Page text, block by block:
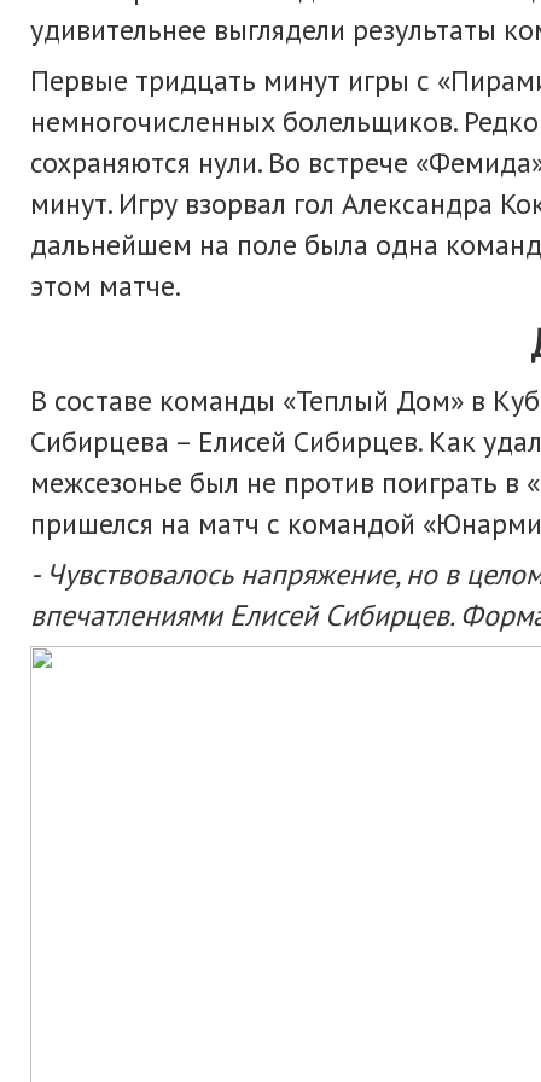
удивительнее выглядели результаты
Первые тридцать минут игры с
немногочисленных болельщиков.
сохраняются нули. Во встрече
минут. Игру взорвал гол Александра
дальнейшем на поле была одна
этом матче.
В составе команды «Теплый Дом» в
Сибирцева – Елисей Сибирцев. Как
межсезонье был не против поиграть
пришелся на матч с командой
- Чувствовалось напряжение, но в
впечатлениями Елисей Сибирцев.